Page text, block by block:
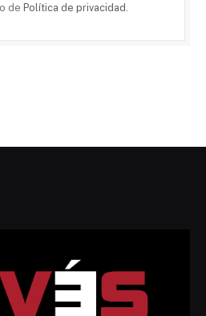
de Política de privacidad